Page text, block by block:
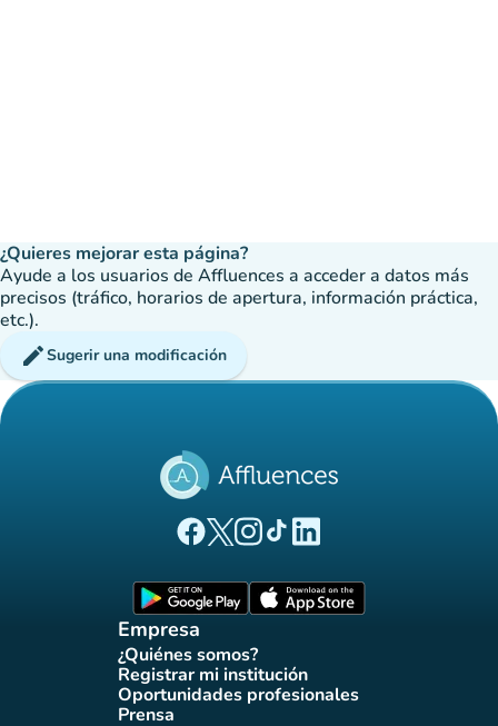
¿Quieres mejorar esta página?
Ayude a los usuarios de Affluences a acceder a datos más
precisos (tráfico, horarios de apertura, información práctica,
etc.).
editSugerir una modificación
(nueva pestaña)
(nueva pestaña)
(nueva pestaña)
(nueva pestaña)
(nueva pestaña)
Empresa
¿Quiénes somos?
(nueva pestaña)
Registrar mi institución
(nueva pestaña)
Oportunidades profesionales
(nueva pestaña)
Prensa